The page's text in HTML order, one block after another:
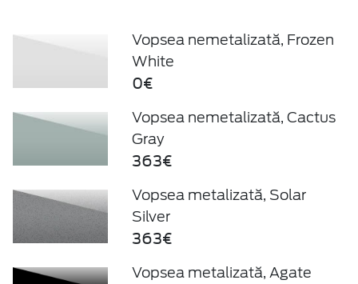
Vopsea nemetalizată, Frozen
White
0€
Vopsea nemetalizată, Cactus
Gray
363€
Vopsea metalizată, Solar
Silver
363€
Vopsea metalizată, Agate